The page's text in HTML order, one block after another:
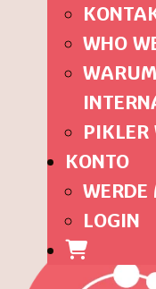
WHO
PIKLER
KONTO
LOGIN